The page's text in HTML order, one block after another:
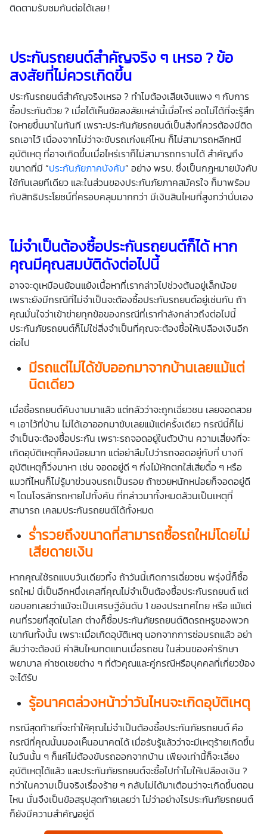
ติดตามรับชมกันต่อได้เลย !
ประกันรถยนต์สำคัญจริง ๆ เหรอ ? ข้อ
สงสัยที่ไม่ควรเกิดขึ้น
ประกันรถยนต์สำคัญจริงเหรอ ? ทำไมต้องเสียเงินแพง ๆ กับการ
ซื้อประกันด้วย ? เมื่อได้เห็นข้อสงสัยเหล่านี้เมื่อไหร่ อดไม่ได้ที่จะรู้สึก
ใจหายขึ้นมาในทันที เพราะประกันภัยรถยนต์เป็นสิ่งที่ควรต้องมีติด
รถเอาไว้ เนื่องจากไม่ว่าจะขับรถเก่งแค่ไหน ก็ไม่สามารถหลีกหนี
อุบัติเหตุ ที่อาจเกิดขึ้นเมื่อไหร่เราก็ไม่สามารถทราบได้ สำคัญถึง
ขนาดที่มี “ประกันภัยภาคบังคับ” อย่าง พรบ. ซึ่งเป็นกฎหมายบังคับ
ใช้กันเลยทีเดียว และในส่วนของประกันภัยภาคสมัครใจ ก็มาพร้อม
กับสิทธิประโยชน์ที่ครอบคลุมมากกว่า มีเงินสินไหมที่สูงกว่านั่นเอง
ไม่จำเป็นต้องซื้อประกันรถยนต์ก็ได้ หาก
คุณมีคุณสมบัติดังต่อไปนี้
อาจจะดูเหมือนย้อนแย้งเนื้อหาที่เรากล่าวไปช่วงต้นอยู่เล็กน้อย
เพราะยังมีกรณีที่ไม่จำเป็นจะต้องซื้อประกันรถยนต์อยู่เช่นกัน ถ้า
คุณมั่นใจว่าเข้าข่ายทุกข้อของกรณีที่เรากำลังกล่าวถึงต่อไปนี้
ประกันภัยรถยนต์ก็ไม่ใช่สิ่งจำเป็นที่คุณจะต้องซื้อให้เปลืองเงินอีก
ต่อไป
มีรถแต่ไม่ได้ขับออกมาจากบ้านเลยแม้แต่
นิดเดียว
เมื่อซื้อรถยนต์คันงามมาแล้ว แต่กลัวว่าจะถูกเฉี่ยวชน เลยจอดสวย
ๆ เอาไว้ที่บ้าน ไม่ได้เอาออกมาขับเลยแม้แต่ครั้งเดียว กรณีนี้ก็ไม่
จำเป็นจะต้องซื้อประกัน เพราะรถจอดอยู่ในตัวบ้าน ความเสี่ยงที่จะ
เกิดอุบัติเหตุก็คงน้อยมาก แต่อย่าลืมไปว่ารถจอดอยู่กับที่ บางที
อุบัติเหตุก็วิ่งมาหา เช่น จอดอยู่ดี ๆ กิ่งไม้หักตกใส่เสียดื้อ ๆ หรือ
แมวที่ไหนก็ไม่รู้มาข่วนจนรถเป็นรอย ถ้าซวยหนักหน่อยก็จอดอยู่ดี
ๆ โดนโจรลักรถหายไปทั้งคัน ที่กล่าวมาทั้งหมดล้วนเป็นเหตุที่
สามารถ เคลมประกันรถยนต์ได้ทั้งหมด
ร่ำรวยถึงขนาดที่สามารถซื้อรถใหม่โดยไม่
เสียดายเงิน
หากคุณใช้รถแบบวันเดียวทิ้ง ถ้าวันนี้เกิดการเฉี่ยวชน พรุ่งนี้ก็ซื้อ
รถใหม่ นี่เป็นอีกหนึ่งเคสที่คุณไม่จำเป็นต้องซื้อประกันรถยนต์ แต่
ขอบอกเลยว่าแม้จะเป็นเศรษฐีอันดับ 1 ของประเทศไทย หรือ แม้แต่
คนที่รวยที่สุดในโลก ต่างก็ซื้อประกันภัยรถยนต์ติดรถหรูของพวก
เขากันทั้งนั้น เพราะเมื่อเกิดอุบัติเหตุ นอกจากการซ่อมรถแล้ว อย่า
ลืมว่าจะต้องมี ค่าสินไหมทดแทนเมื่อรถชน ในส่วนของค่ารักษา
พยาบาล ค่าชดเชยต่าง ๆ ที่ตัวคุณและคู่กรณีหรือบุคคลที่เกี่ยวข้อง
จะได้รับ
รู้อนาคตล่วงหน้าว่าวันไหนจะเกิดอุบัติเหตุ
กรณีสุดท้ายที่จะทำให้คุณไม่จำเป็นต้องซื้อประกันภัยรถยนต์ คือ
กรณีที่คุณนั้นมองเห็นอนาคตได้ เมื่อรับรู้แล้วว่าจะมีเหตุร้ายเกิดขึ้น
ในวันนั้น ๆ ก็แค่ไม่ต้องขับรถออกจากบ้าน เพียงเท่านี้ก็จะเลี่ยง
อุบัติเหตุได้แล้ว และประกันภัยรถยนต์จะซื้อไปทำไมให้เปลืองเงิน ?
ทว่าในความเป็นจริงเรื่องร้าย ๆ กลับไม่ได้มาเตือนว่าจะเกิดขึ้นตอน
ไหน นั่นจึงเป็นข้อสรุปสุดท้ายเลยว่า ไม่ว่าอย่างไรประกันภัยรถยนต์
ก็ยังมีความสำคัญอยู่ดี